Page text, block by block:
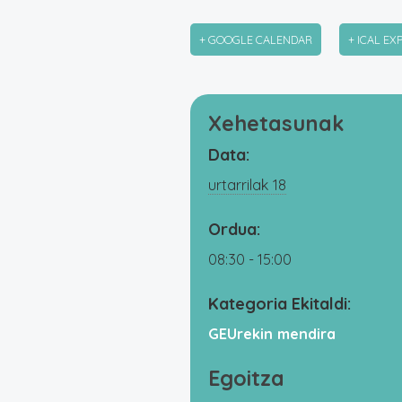
+ GOOGLE CALENDAR + ICAL
Xehetasunak
Data:
urtarrilak 18
Ordua:
08:30 - 15:00
Kategoria Ekitaldi:
GEUrekin mendira
Egoitza